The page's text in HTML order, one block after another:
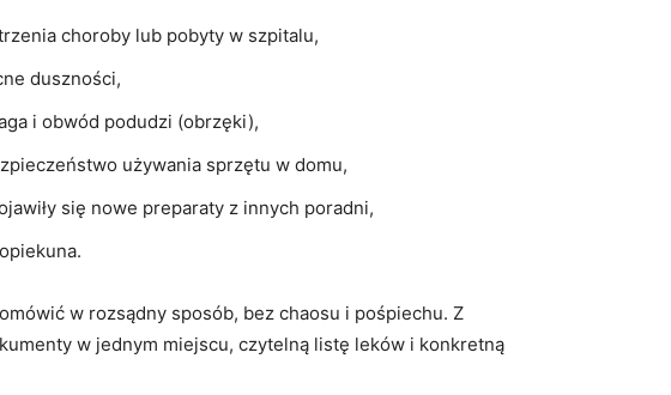
choroby lub pobyty w szpitalu,
duszności,
i obwód podudzi (obrzęki),
używania sprzętu w domu,
się nowe preparaty z innych poradni,
w rozsądny sposób, bez chaosu i pośpiechu. Z
w jednym miejscu, czytelną listę leków i konkretną